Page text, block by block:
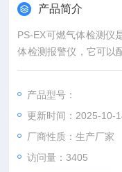
产品简介
PS-EX可燃气体检测仪
体检测报警仪，它可以
气体传感器或任选四种
产品型号：
更新时间：2025-10-
厂商性质：生产厂家
访问量：3405